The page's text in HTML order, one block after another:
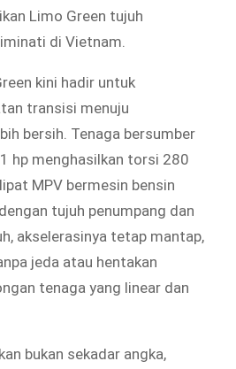
Limo Green tujuh
di Vietnam.
kini hadir untuk
transisi menuju
bersih. Tenaga bersumber
hp menghasilkan torsi 280
MPV bermesin bensin
tujuh penumpang dan
akselerasinya tetap mantap,
jeda atau hentakan
tenaga yang linear dan
bukan sekadar angka,